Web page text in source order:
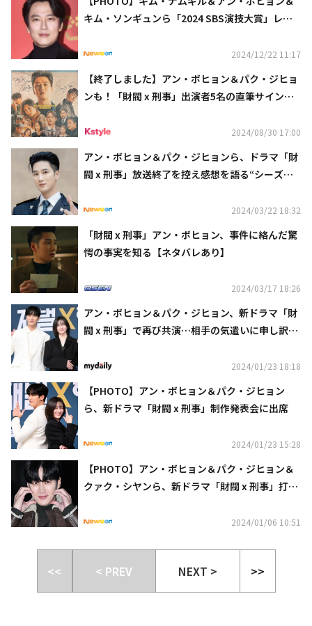
キム・ソンギュンら「2024 SBS演技大賞」レッ
2024/12/22 11:17
【終了しました】アン・ボヒョン＆パク・ジヒョ
ンも！「財閥 x 刑事」出演者5名の直筆サイン入
2024/08/30 17:00
アン・ボヒョン＆パク・ジヒョンら、ドラマ「財
閥 x 刑事」放送終了を控え感想を語る“シーズン2
2024/03/22 18:32
「財閥 x 刑事」アン・ボヒョン、事件に絡んだ驚
愕の事実を知る【ネタバレあり】
2024/03/17 18:26
アン・ボヒョン＆パク・ジヒョン、新ドラマ「財
閥 x 刑事」で再び共演…相手の気遣いに申し訳な
2024/01/23 18:18
【PHOTO】アン・ボヒョン＆パク・ジヒョン
ら、新ドラマ「財閥 x 刑事」制作発表会に出席
2024/01/23 15:28
【PHOTO】アン・ボヒョン＆パク・ジヒョン＆
クァク・シヤンら、新ドラマ「財閥 x 刑事」打ち
2024/01/06 10:51
<< < PREV NEXT > >>